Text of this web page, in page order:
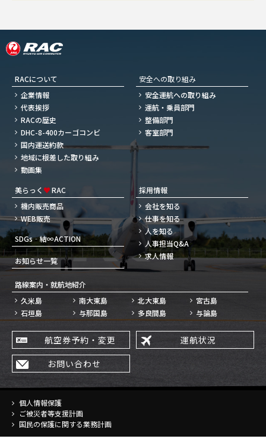
RACについて
企業情報
代表挨拶
RACの歴史
DHC-8-400カーゴコンビ
国内運送約款
地域に根差した取り組み
動画集
安全への取り組み
安全運航への取り組み
運航・乗員部門
整備部門
客室部門
美らっく ♥RAC
機内販売商品
WEB販売
SDGs‐結∞ACTION
お知らせ一覧
採用情報
会社を知る
仕事を知る
人を知る
人事担当Q&A
求人情報
路線案内・就航地紹介
久米島
南大東島 北大東島
宮古島
石垣島
与那国島 多良間島 与論島
航空券予約・変更
運航状況
お問い合わせ
個人情報保護
ご被災者等支援計画
国民の保護に関する業務計画